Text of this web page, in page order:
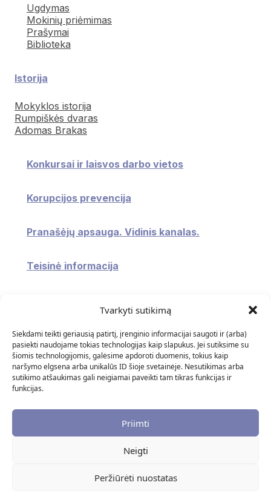
Tvarkyti sutikimą
Siekdami teikti geriausią patirtį, įrenginio informacijai saugoti ir (arba)
pasiekti naudojame tokias technologijas kaip slapukus. Jei sutiksime su
šiomis technologijomis, galėsime apdoroti duomenis, tokius kaip
naršymo elgsena arba unikalūs ID šioje svetainėje. Nesutikimas arba
sutikimo atšaukimas gali neigiamai paveikti tam tikras funkcijas ir
funkcijas.
Priimti
Neigti
Peržiūrėti nuostatas
Ugdymas
Mokinių priėmimas
Prašymai
Biblioteka
Istorija
Mokyklos istorija
Rumpiškės dvaras
Adomas Brakas
Konkursai ir laisvos darbo vietos
Korupcijos prevencija
Pranašėjų apsauga. Vidinis kanalas.
Teisinė informacija
Atviri duomenys
Naudingos nuorodos
© 2025 Biudžetinė Įstaiga "Klaipėdos Adomo Brako
politika